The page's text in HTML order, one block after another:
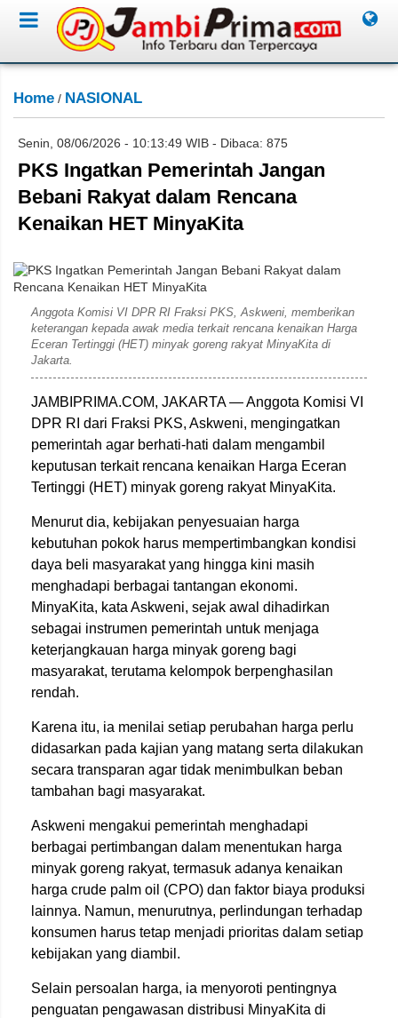
Home / NASIONAL
Senin, 08/06/2026 - 10:13:49 WIB - Dibaca: 875
PKS Ingatkan Pemerintah Jangan
Bebani Rakyat dalam Rencana
Kenaikan HET MinyaKita
Anggota Komisi VI DPR RI Fraksi PKS, Askweni, memberikan
keterangan kepada awak media terkait rencana kenaikan Harga
Eceran Tertinggi (HET) minyak goreng rakyat MinyaKita di
Jakarta.
JAMBIPRIMA.COM, JAKARTA — Anggota Komisi VI
DPR RI dari Fraksi PKS, Askweni, mengingatkan
pemerintah agar berhati-hati dalam mengambil
keputusan terkait rencana kenaikan Harga Eceran
Tertinggi (HET) minyak goreng rakyat MinyaKita.
Menurut dia, kebijakan penyesuaian harga
kebutuhan pokok harus mempertimbangkan kondisi
daya beli masyarakat yang hingga kini masih
menghadapi berbagai tantangan ekonomi.
MinyaKita, kata Askweni, sejak awal dihadirkan
sebagai instrumen pemerintah untuk menjaga
keterjangkauan harga minyak goreng bagi
masyarakat, terutama kelompok berpenghasilan
rendah.
Karena itu, ia menilai setiap perubahan harga perlu
didasarkan pada kajian yang matang serta dilakukan
secara transparan agar tidak menimbulkan beban
tambahan bagi masyarakat.
Askweni mengakui pemerintah menghadapi
berbagai pertimbangan dalam menentukan harga
minyak goreng rakyat, termasuk adanya kenaikan
harga crude palm oil (CPO) dan faktor biaya produksi
lainnya. Namun, menurutnya, perlindungan terhadap
konsumen harus tetap menjadi prioritas dalam setiap
kebijakan yang diambil.
Selain persoalan harga, ia menyoroti pentingnya
penguatan pengawasan distribusi MinyaKita di